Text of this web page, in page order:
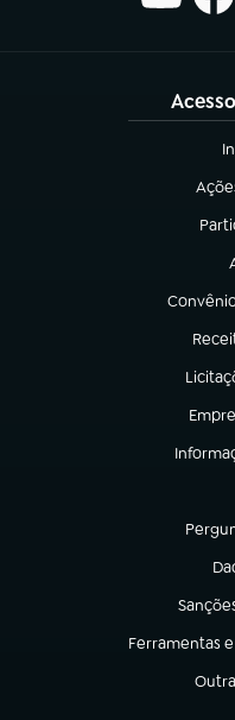
(abre em
(abre
(abre
(abre
(abre
(abre
(abre
Ferramentas
(abre em nova